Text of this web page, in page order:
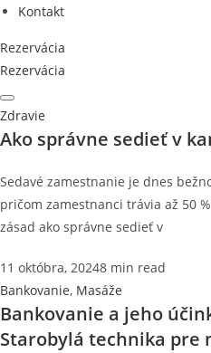
Kontakt
Rezervácia
Rezervácia
Zdravie
Ako správne sedieť v
Sedavé zamestnanie je dnes
pričom zamestnanci trávia až 50
zásad ako správne sedieť v
11 októbra, 20248 min read
Bankovanie, Masáže
Bankovanie a jeho
Starobylá technika pre